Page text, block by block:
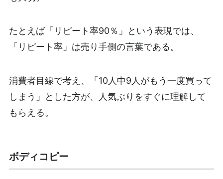
たとえば「リピート率90％」という表現では、
「リピート率」は売り手側の言葉である。
消費者目線で考え、「10人中9人がもう一度買って
しまう」とした方が、人気ぶりをすぐに理解して
もらえる。
ボディコピー